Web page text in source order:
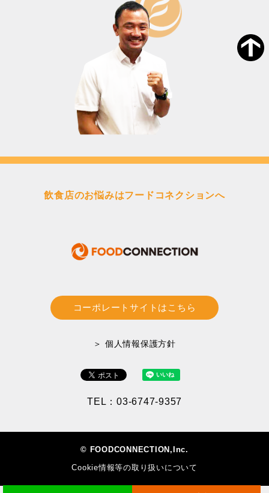
飲食店のお悩みはフードコネクションへ
コーポレートサイトはこちら
＞ 個人情報保護方針
TEL：03-6747-9357
© FOODCONNECTION,Inc.
Cookie情報等の取り扱いについて